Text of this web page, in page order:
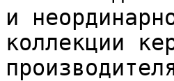
и
коллекции